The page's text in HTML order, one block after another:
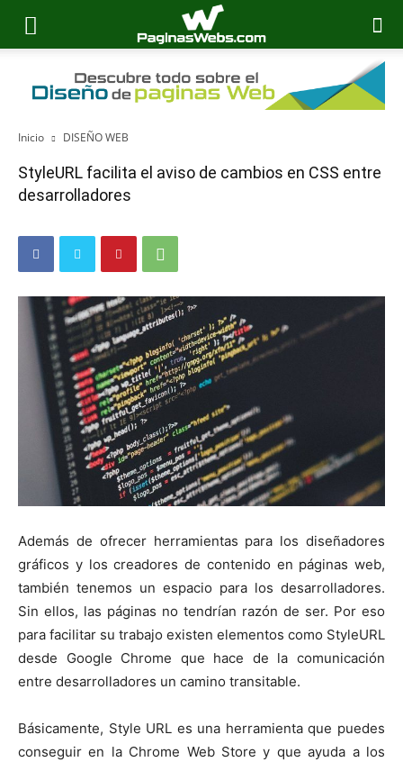
Inicio DISEÑO WEB
StyleURL facilita el aviso de cambios en CSS entre
desarrolladores
Además de ofrecer herramientas para los diseñadores
gráficos y los creadores de contenido en páginas web,
también tenemos un espacio para los desarrolladores.
Sin ellos, las páginas no tendrían razón de ser. Por eso
para facilitar su trabajo existen elementos como StyleURL
desde Google Chrome que hace de la comunicación
entre desarrolladores un camino transitable.
Básicamente, Style URL es una herramienta que puedes
conseguir en la Chrome Web Store y que ayuda a los